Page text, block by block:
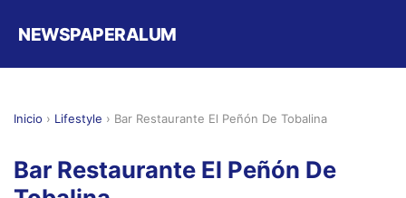
NEWSPAPERALUM
Inicio › Lifestyle › Bar Restaurante El Peñón De Tobalina
Bar Restaurante El Peñón De